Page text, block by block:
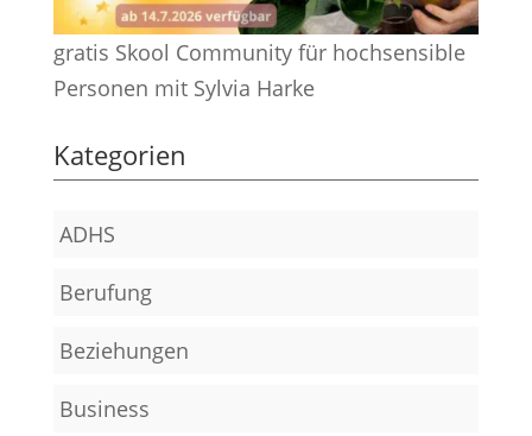
gratis Skool Community für hochsensible
Personen mit Sylvia Harke
Kategorien
ADHS
Berufung
Beziehungen
Business